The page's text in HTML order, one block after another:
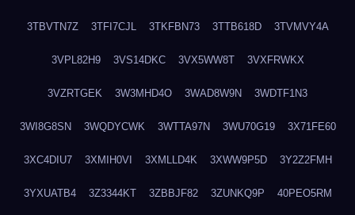
3TBVTN7Z 3TFI7CJL 3TKFBN73 3TTB618D 3TVMVY4A
3VPL82H9 3VS14DKC 3VX5WW8T 3VXFRWKX
3VZRTGEK 3W3MHD4O 3WAD8W9N 3WDTF1N3
3WI8G8SN 3WQDYCWK 3WTTA97N 3WU70G19 3X71FE60
3XC4DIU7 3XMIH0VI 3XMLLD4K 3XWW9P5D 3Y2Z2FMH
3YXUATB4 3Z3344KT 3ZBBJF82 3ZUNKQ9P 40PEO5RM